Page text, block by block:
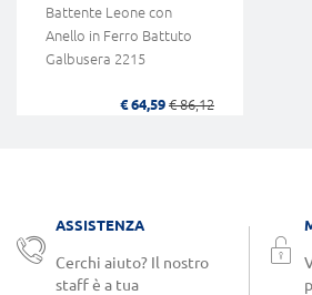
Battente Leone con
Anello in Ferro Battuto
Galbusera 2215
€ 64,59 € 86,12
ASSISTENZA
Cerchi aiuto? Il nostro
staff è a tua